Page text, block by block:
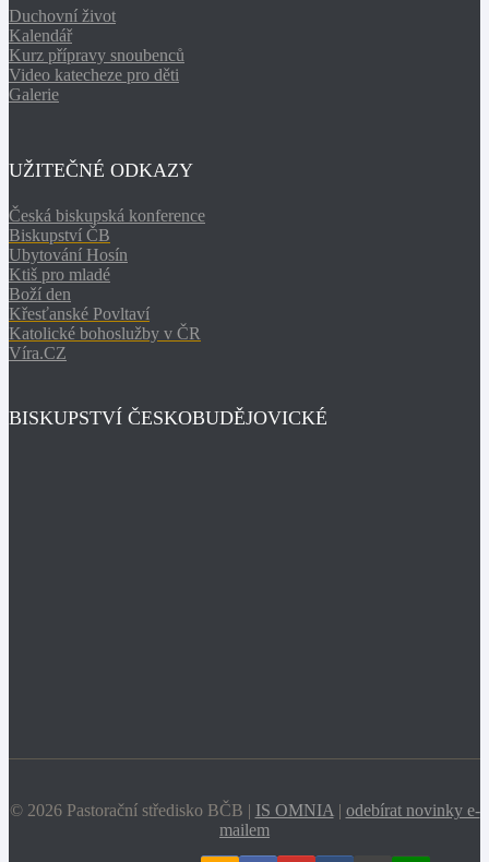
Duchovní život
Kalendář
Kurz přípravy snoubenců
Video katecheze pro děti
Galerie
UŽITEČNÉ ODKAZY
Česká biskupská konference
Biskupství ČB
Ubytování Hosín
Ktiš pro mladé
Boží den
Křesťanské Povltaví
Katolické bohoslužby v ČR
Víra.CZ
BISKUPSTVÍ ČESKOBUDĚJOVICKÉ
© 2026 Pastorační středisko BČB | IS OMNIA | odebírat novinky e-
mailem